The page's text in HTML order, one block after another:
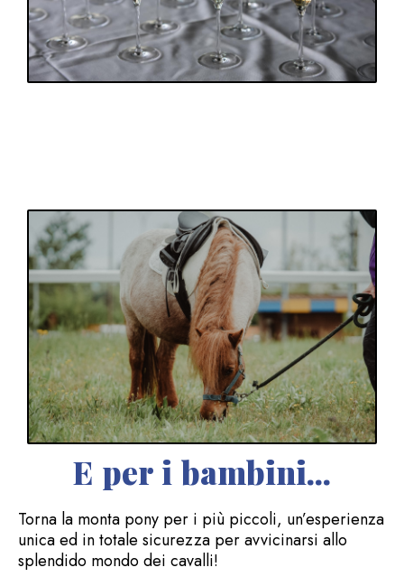
E per i bambini...
Torna la monta pony per i più piccoli, un’esperienza
unica ed in totale sicurezza per avvicinarsi allo
splendido mondo dei cavalli!